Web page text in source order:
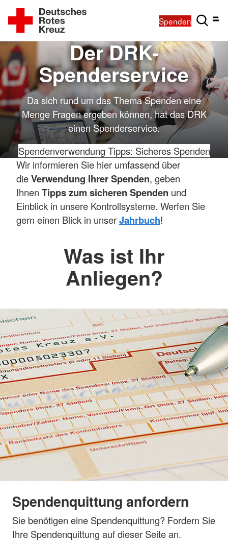
Spenden
Der DRK-
Spenderservice
Da sich rund um das Thema Spenden eine
Menge Fragen ergeben können, hat das DRK
einen Spenderservice.
Spendenverwendung Tipps: Sicheres Spenden
Wir informieren Sie hier umfassend über
dieVerwendung Ihrer Spenden, geben
Ihnen Tipps zum sicheren Spenden und
Einblick in unsere Kontrollsysteme. Werfen Sie
gern einen Blick in unserJahrbuch!
Was ist Ihr
Anliegen?
Spendenquittung anfordern
Sie benötigen eine Spendenquittung? Fordern Sie
Ihre Spendenquittung auf dieser Seite an.